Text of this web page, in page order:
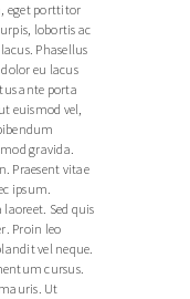
eget porttitor
lobortis ac
Phasellus
eu lacus
ante porta
euismod vel,
gravida.
Praesent vitae
ipsum.
Sed quis
Proin leo
vel neque.
cursus.
Ut